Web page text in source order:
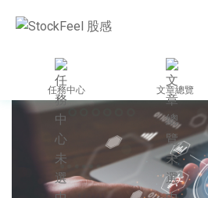
任務中心 文章總覽